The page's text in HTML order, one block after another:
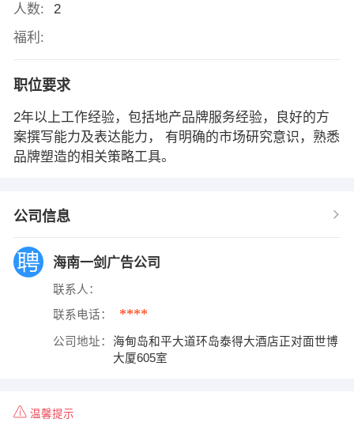
人数:
2
福利:
职位要求
2年以上工作经验，包括地产品牌服务经验，良好的方
案撰写能力及表达能力， 有明确的市场研究意识，熟悉
品牌塑造的相关策略工具。
公司信息
海南一剑广告公司
联系人：
联系电话： ****
公司地址：
海甸岛和平大道环岛泰得大酒店正对面世博
大厦605室
温馨提示